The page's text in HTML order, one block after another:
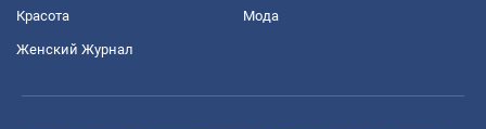
Красота Мода
Женский Журнал